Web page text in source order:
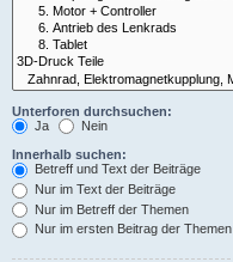
Unterforen durchsuchen:
Ja
Nein
Innerhalb suchen:
Betreff und Text der Beiträge
Nur im Text der Beiträge
Nur im Betreff der Themen
Nur im ersten Beitrag der Themen